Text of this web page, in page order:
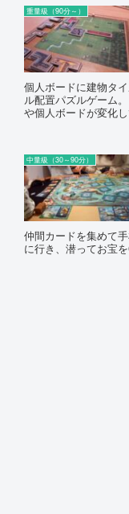
重量級（90分～）
個人ボードに建物タ
ル配置パズルゲーム
や個人ボードが変化
中量級（30～90分）
仲間カードを集めて
に行き、潜ってお宝